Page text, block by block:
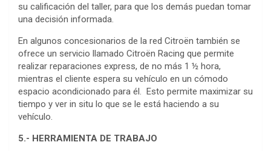
su calificación del taller, para que los demás puedan tomar
una decisión informada.
En algunos concesionarios de la red Citroën también se
ofrece un servicio llamado Citroën Racing que permite
realizar reparaciones express, de no más 1 ½ hora,
mientras el cliente espera su vehículo en un cómodo
espacio acondicionado para él. Esto permite maximizar su
tiempo y ver in situ lo que se le está haciendo a su
vehículo.
5.- HERRAMIENTA DE TRABAJO